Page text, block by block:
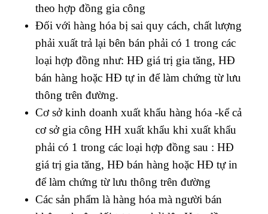
theo hợp đồng gia công
Đối với hàng hóa bị sai quy cách, chất lượng
phải xuất trả lại bên bán phải có 1 trong các
loại hợp đồng như: HĐ giá trị gia tăng, HĐ
bán hàng hoặc HĐ tự in để làm chứng từ lưu
thông trên đường.
Cơ sở kinh doanh xuất khẩu hàng hóa -kể cả
cơ sở gia công HH xuất khẩu khi xuất khẩu
phải có 1 trong các loại hợp đồng sau : HĐ
giá trị gia tăng, HĐ bán hàng hoặc HĐ tự in
để làm chứng từ lưu thông trên đường
Các sản phẩm là hàng hóa mà người bán